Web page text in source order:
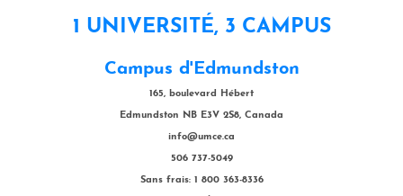
1 UNIVERSITÉ, 3 CAMPUS
Campus d'Edmundston
165, boulevard Hébert
Edmundston NB E3V 2S8, Canada
info@umce.ca
506 737-5049
Sans frais: 1 800 363-8336